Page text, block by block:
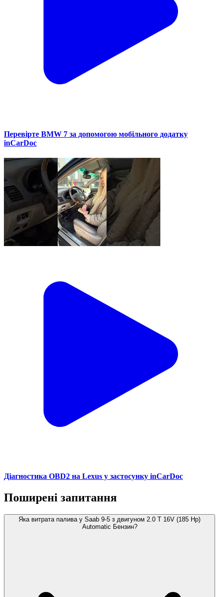
Перевірте BMW 7 за допомогою мобільного додатку
inCarDoc
Діагностика OBD2 на Lexus у застосунку inCarDoc
Поширені запитання
Яка витрата палива у Saab 9-5 з двигуном 2.0 T 16V (185 Hp)
Automatic Бензин?